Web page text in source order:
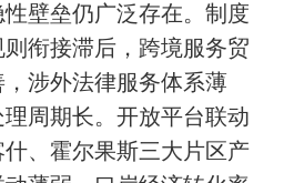
壁垒仍广泛存在。‌制度
衔接滞后，跨境服务贸
涉外法律服务体系薄
周期长。‌开放平台联动
、霍尔果斯三大片区产